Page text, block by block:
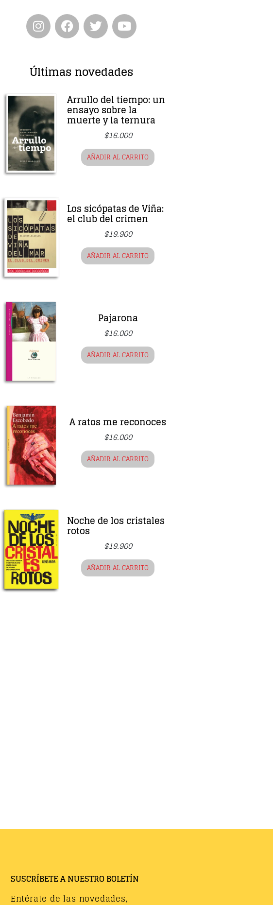
Últimas novedades
Arrullo del tiempo: un
ensayo sobre la
muerte y la ternura
$16.000
AÑADIR AL CARRITO
Los sicópatas de Viña:
el club del crimen
$19.900
AÑADIR AL CARRITO
Pajarona
$16.000
AÑADIR AL CARRITO
A ratos me reconoces
$16.000
AÑADIR AL CARRITO
Noche de los cristales
rotos
$19.900
AÑADIR AL CARRITO
SUSCRÍBETE A NUESTRO BOLETÍN
Entérate de las novedades,